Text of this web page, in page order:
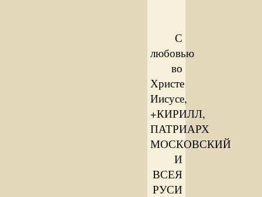
С
любовью
во
Христе
Иисусе,
+КИРИЛЛ,
ПАТРИАРХ
МОСКОВСКИЙ
И
ВСЕЯ
РУСИ